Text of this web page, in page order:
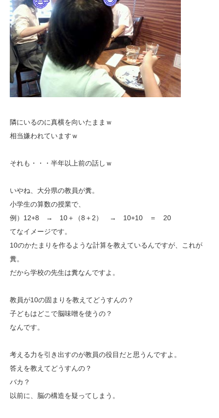
隣にいるのに真横を向いたままｗ
相当嫌われていますｗ
それも・・・半年以上前の話しｗ
いやね、大分県の教員が糞。
小学生の算数の授業で、
例）12+8 → 10＋（8＋2） → 10+10 ＝ 20
てなイメージです。
10のかたまりを作るような計算を教えているんですが、これが
糞。
だから学校の先生は糞なんですよ。
教員が10の固まりを教えてどうすんの？
子どもはどこで脳味噌を使うの？
なんです。
考える力を引き出すのが教員の役目だと思うんですよ。
答えを教えてどうすんの？
バカ？
以前に、脳の構造を疑ってしまう。